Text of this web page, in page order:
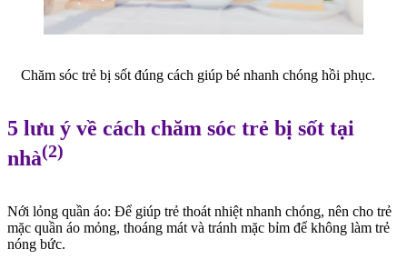
Chăm sóc trẻ bị sốt đúng cách giúp bé nhanh chóng hồi phục.
5 lưu ý về cách chăm sóc trẻ bị sốt tại
nhà(2)
Nới lỏng quần áo: Để giúp trẻ thoát nhiệt nhanh chóng, nên cho trẻ
mặc quần áo mỏng, thoáng mát và tránh mặc bỉm để không làm trẻ
nóng bức.